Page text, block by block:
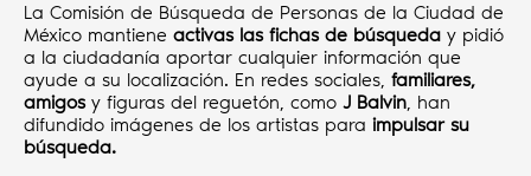
La Comisión de Búsqueda de Personas de la Ciudad de
México mantiene activas las fichas de búsqueda y pidió
a la ciudadanía aportar cualquier información que
ayude a su localización. En redes sociales, familiares,
amigosy figuras del reguetón, como J Balvin, han
difundido imágenes de los artistas para impulsar su
búsqueda.